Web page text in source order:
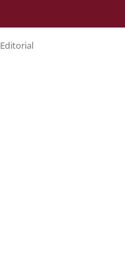
Editorial